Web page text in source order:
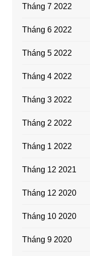
Tháng 7 2022
Tháng 6 2022
Tháng 5 2022
Tháng 4 2022
Tháng 3 2022
Tháng 2 2022
Tháng 1 2022
Tháng 12 2021
Tháng 12 2020
Tháng 10 2020
Tháng 9 2020